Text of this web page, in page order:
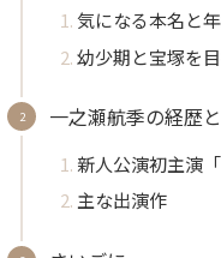
気になる本名と
幼少期と宝塚を
一之瀬航季の経歴
新人公演初主演
主な出演作